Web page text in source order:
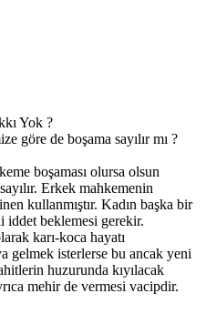
Yok ?
göre de boşama sayılır mı ?
boşaması olursa olsun
Erkek mahkemenin
kullanmıştır. Kadın başka bir
iddet beklemesi gerekir.
karı-koca hayatı
gelmek isterlerse bu ancak yeni
huzurunda kıyılacak
mehir de vermesi vacipdir.